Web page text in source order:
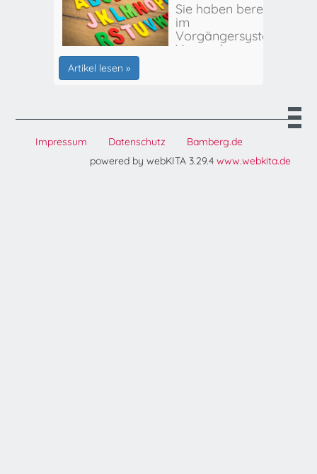
Sie haben bereits
im
Vorgängersystem
Vormerkungen
Artikel lesen »
Impressum Datenschutz
Bamberg.de
powered by webKITA 3.29.4 www.webkita.de